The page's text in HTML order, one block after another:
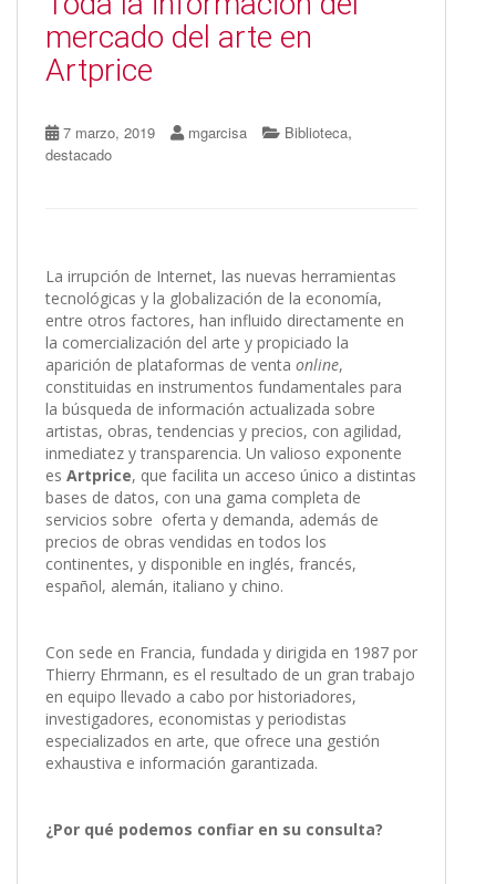
mercado del arte en
Artprice
7 marzo, 2019 mgarcisa Biblioteca,
destacado
La irrupción de Internet, las nuevas herramientas
tecnológicas y la globalización de la economía,
entre otros factores, han influido directamente en
la comercialización del arte y propiciado la
aparición de plataformas de venta online,
constituidas en instrumentos fundamentales para
la búsqueda de información actualizada sobre
artistas, obras, tendencias y precios, con agilidad,
inmediatez y transparencia. Un valioso exponente
es Artprice, que facilita un acceso único a distintas
bases de datos, con una gama completa de
servicios sobre oferta y demanda, además de
precios de obras vendidas en todos los
continentes, y disponible en inglés, francés,
español, alemán, italiano y chino.
Con sede en Francia, fundada y dirigida en 1987 por
Thierry Ehrmann, es el resultado de un gran trabajo
en equipo llevado a cabo por historiadores,
investigadores, economistas y periodistas
especializados en arte, que ofrece una gestión
exhaustiva e información garantizada.
¿Por qué podemos confiar en su consulta?